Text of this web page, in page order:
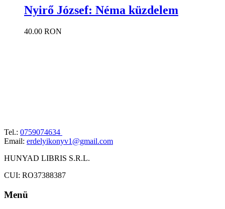
Nyirő József: Néma küzdelem
40.00 RON
Tel.: 0759074634
Email: erdelyikonyv1@gmail.com
HUNYAD LIBRIS S.R.L.
CUI: RO37388387
Menü